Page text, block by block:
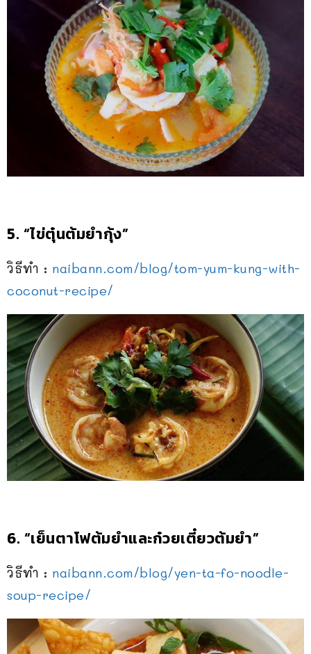
5. “ไข่ตุ๋นต้มยำกุ้ง”
วิธีทำ : naibann.com/blog/tom-yum-kung-with-
coconut-recipe/
6. “เย็นตาโฟต้มยำและก๋วยเตี๋ยวต้มยำ”
วิธีทำ : naibann.com/blog/yen-ta-fo-noodle-
soup-recipe/